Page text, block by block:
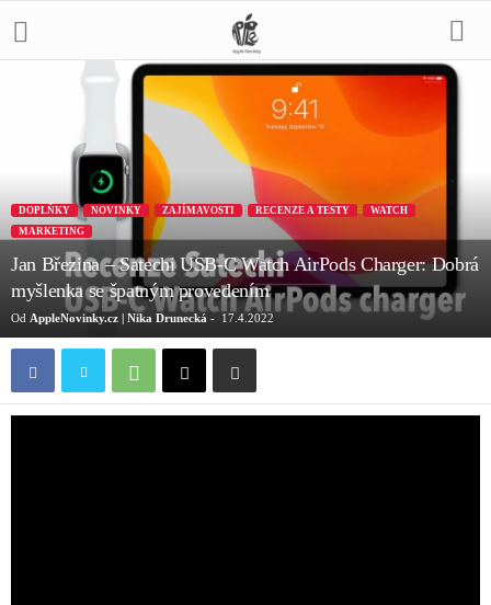
DOPLŇKY NOVINKY ZAJÍMAVOSTI RECENZE A TESTY
WATCH
MARKETING
Jan Březina – Satechi USB-C Watch AirPods Charger: Dobrá
myšlenka se špatným provedením
Od AppleNovinky.cz | Nika Drunecká - 17.4.2022